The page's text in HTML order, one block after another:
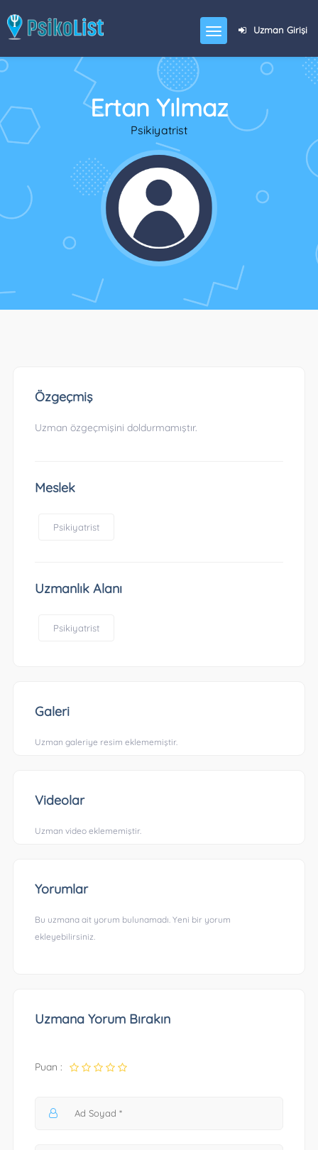
Uzman Girişi
Ertan Yılmaz
Psikiyatrist
Özgeçmiş
Uzman özgeçmişini doldurmamıştır.
Meslek
Psikiyatrist
Uzmanlık Alanı
Psikiyatrist
Galeri
Uzman galeriye resim eklememiştir.
Videolar
Uzman video eklememiştir.
Yorumlar
Bu uzmana ait yorum bulunamadı. Yeni bir yorum
ekleyebilirsiniz.
Uzmana Yorum Bırakın
Puan :